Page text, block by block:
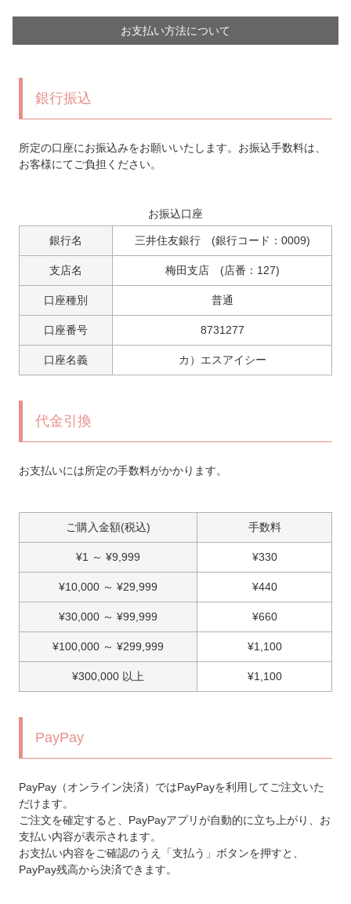
お支払い方法について
銀行振込
所定の口座にお振込みをお願いいたします。お振込手数料は、
お客様にてご負担ください。
お振込口座
銀行名 三井住友銀行 (銀行コード：0009)
支店名 梅田支店 (店番：127)
口座種別 普通
口座番号 8731277
口座名義 カ）エスアイシー
代金引換
お支払いには所定の手数料がかかります。
ご購入金額(税込) 手数料
¥1 ～ ¥9,999 ¥330
¥10,000 ～ ¥29,999 ¥440
¥30,000 ～ ¥99,999 ¥660
¥100,000 ～ ¥299,999 ¥1,100
¥300,000 以上 ¥1,100
PayPay
PayPay（オンライン決済）ではPayPayを利用してご注文いた
だけます。
ご注文を確定すると、PayPayアプリが自動的に立ち上がり、お
支払い内容が表示されます。
お支払い内容をご確認のうえ「支払う」ボタンを押すと、
PayPay残高から決済できます。